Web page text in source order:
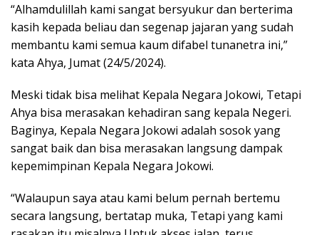
“Alhamdulillah kami sangat bersyukur dan berterima
kasih kepada beliau dan segenap jajaran yang sudah
membantu kami semua kaum difabel tunanetra ini,”
kata Ahya, Jumat (24/5/2024).
Meski tidak bisa melihat Kepala Negara Jokowi, Tetapi
Ahya bisa merasakan kehadiran sang kepala Negeri.
Baginya, Kepala Negara Jokowi adalah sosok yang
sangat baik dan bisa merasakan langsung dampak
kepemimpinan Kepala Negara Jokowi.
“Walaupun saya atau kami belum pernah bertemu
secara langsung, bertatap muka, Tetapi yang kami